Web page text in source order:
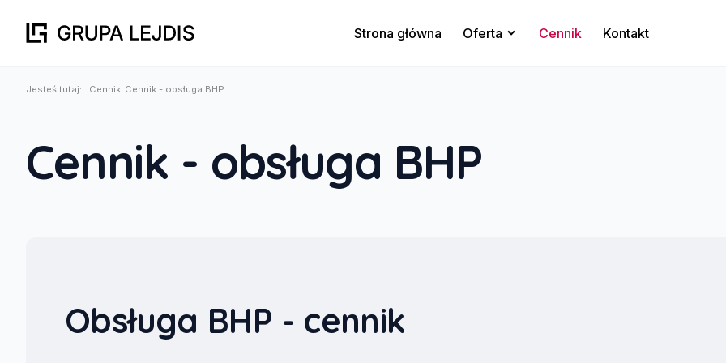
Strona główna Oferta Cennik Kontakt
Jesteś tutaj: Cennik Cennik - obsługa BHP
Cennik - obsługa BHP
Obsługa BHP - cennik